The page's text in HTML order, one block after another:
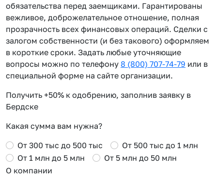
обязательства перед заемщиками. Гарантированы
вежливое, доброжелательное отношение, полная
прозрачность всех финансовых операций. Сделки с
залогом собственности (и без такового) оформляем
в короткие сроки. Задать любые уточняющие
вопросы можно по телефону 8 (800) 707-74-79 или в
специальной форме на сайте организации.
Получить +50% к одобрению, заполнив заявку в
Бердске
Какая сумма вам нужна?
От 300 тыс до 500 тыс
От 500 тыс до 1 млн
От 1 млн до 5 млн
От 5 млн до 50 млн
О компании